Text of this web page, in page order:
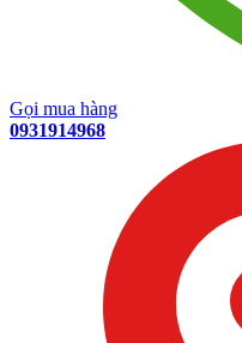
Gọi mua hàng
0931914968